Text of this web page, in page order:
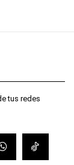
tus redes